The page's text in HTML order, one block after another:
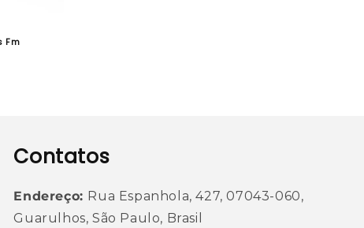
Fm
Contatos
Endereço: Rua Espanhola, 427, 07043-060,
Guarulhos, São Paulo, Brasil